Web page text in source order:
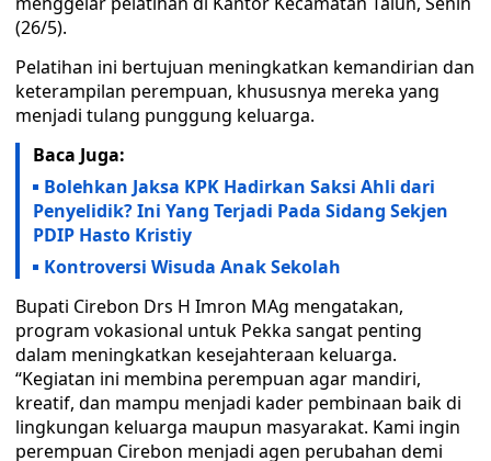
(26/5).
Pelatihan ini bertujuan meningkatkan kemandirian dan
keterampilan perempuan, khususnya mereka yang
menjadi tulang punggung keluarga.
Baca Juga:
Bolehkan Jaksa KPK Hadirkan Saksi Ahli dari
Penyelidik? Ini Yang Terjadi Pada Sidang Sekjen
PDIP Hasto Kristiy
Kontroversi Wisuda Anak Sekolah
Bupati Cirebon Drs H Imron MAg mengatakan,
program vokasional untuk Pekka sangat penting
dalam meningkatkan kesejahteraan keluarga.
“Kegiatan ini membina perempuan agar mandiri,
kreatif, dan mampu menjadi kader pembinaan baik di
lingkungan keluarga maupun masyarakat. Kami ingin
perempuan Cirebon menjadi agen perubahan demi